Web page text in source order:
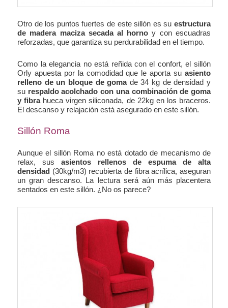
Otro de los puntos fuertes de este sillón es su estructura
de madera maciza secada al horno y con escuadras
reforzadas, que garantiza su perdurabilidad en el tiempo.
Como la elegancia no está reñida con el confort, el sillón
Orly apuesta por la comodidad que le aporta su asiento
relleno de un bloque de gomade 34 kg de densidad y
su respaldo acolchado con una combinación de goma
y fibrahueca virgen siliconada, de 22kg en los braceros.
El descanso y relajación está asegurado en este sillón.
Sillón Roma
Aunque el sillón Roma no está dotado de mecanismo de
relax, susasientos rellenos de espuma de alta
densidad (30kg/m3) recubierta de fibra acrílica, aseguran
un gran descanso. La lectura será aún más placentera
sentados en este sillón. ¿No os parece?